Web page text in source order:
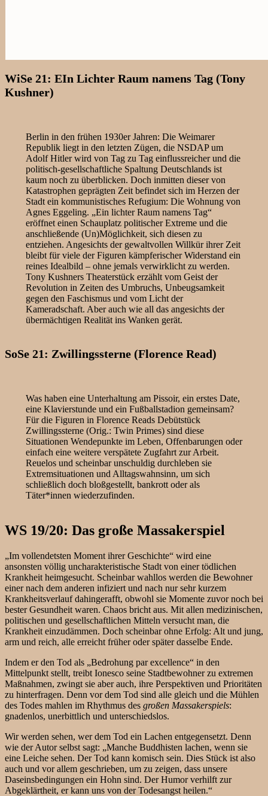
WiSe 21: EIn Lichter Raum namens Tag (Tony
Kushner)
Berlin in den frühen 1930er Jahren: Die Weimarer
Republik liegt in den letzten Zügen, die NSDAP um
Adolf Hitler wird von Tag zu Tag einflussreicher und die
politisch-gesellschaftliche Spaltung Deutschlands ist
kaum noch zu überblicken. Doch inmitten dieser von
Katastrophen geprägten Zeit befindet sich im Herzen der
Stadt ein kommunistisches Refugium: Die Wohnung von
Agnes Eggeling. „Ein lichter Raum namens Tag“
eröffnet einen Schauplatz politischer Extreme und die
anschließende (Un)Möglichkeit, sich diesen zu
entziehen. Angesichts der gewaltvollen Willkür ihrer Zeit
bleibt für viele der Figuren kämpferischer Widerstand ein
reines Idealbild – ohne jemals verwirklicht zu werden.
Tony Kushners Theaterstück erzählt vom Geist der
Revolution in Zeiten des Umbruchs, Unbeugsamkeit
gegen den Faschismus und vom Licht der
Kameradschaft. Aber auch wie all das angesichts der
übermächtigen Realität ins Wanken gerät.
SoSe 21: Zwillingssterne (Florence Read)
Was haben eine Unterhaltung am Pissoir, ein erstes Date,
eine Klavierstunde und ein Fußballstadion gemeinsam?
Für die Figuren in Florence Reads Debütstück
Zwillingssterne (Orig.: Twin Primes) sind diese
Situationen Wendepunkte im Leben, Offenbarungen oder
einfach eine weitere verspätete Zugfahrt zur Arbeit.
Reuelos und scheinbar unschuldig durchleben sie
Extremsituationen und Alltagswahnsinn, um sich
schließlich doch bloßgestellt, bankrott oder als
Täter*innen wiederzufinden.
WS 19/20: Das große Massakerspiel
„Im vollendetsten Moment ihrer Geschichte“ wird eine
ansonsten völlig uncharakteristische Stadt von einer tödlichen
Krankheit heimgesucht. Scheinbar wahllos werden die Bewohner
einer nach dem anderen infiziert und nach nur sehr kurzem
Krankheitsverlauf dahingerafft, obwohl sie Momente zuvor noch bei
bester Gesundheit waren. Chaos bricht aus. Mit allen medizinischen,
politischen und gesellschaftlichen Mitteln versucht man, die
Krankheit einzudämmen. Doch scheinbar ohne Erfolg: Alt und jung,
arm und reich, alle erreicht früher oder später dasselbe Ende.
Indem er den Tod als „Bedrohung par excellence“ in den
Mittelpunkt stellt, treibt Ionesco seine Stadtbewohner zu extremen
Maßnahmen, zwingt sie aber auch, ihre Perspektiven und Prioritäten
zu hinterfragen. Denn vor dem Tod sind alle gleich und die Mühlen
des Todes mahlen im Rhythmus des großen Massakerspiels:
gnadenlos, unerbittlich und unterschiedslos.
Wir werden sehen, wer dem Tod ein Lachen entgegensetzt. Denn
wie der Autor selbst sagt: „Manche Buddhisten lachen, wenn sie
eine Leiche sehen. Der Tod kann komisch sein. Dies Stück ist also
auch und vor allem geschrieben, um zu zeigen, dass unsere
Daseinsbedingungen ein Hohn sind. Der Humor verhilft zur
Abgeklärtheit, er kann uns von der Todesangst heilen.“